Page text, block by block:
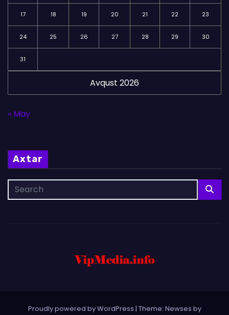
Avqust 2026
17 18 19 20 21 22 23
24 25 26 27 28 29 30
31
« May
Axtar
Proudly powered by WordPress | Theme: Newses by